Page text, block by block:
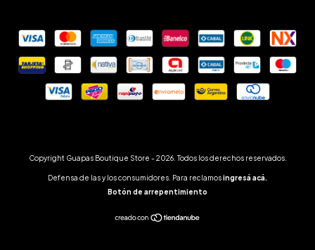
Copyright Guapas Boutique Store - 2026. Todos los derechos reservados.
Defensa de las y los consumidores. Para reclamosingresá acá.
Botón de arrepentimiento